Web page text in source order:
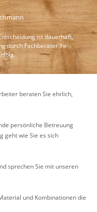
ist dauerhaft,
durch Fachberater Ihr
beraten Sie ehrlich,
persönliche Betreuung
geht wie Sie es sich
sprechen Sie mit unseren
und Kombinationen die